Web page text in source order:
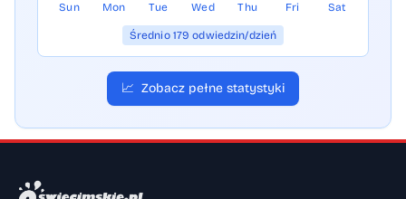
Sun Mon Tue Wed Thu Fri Sat
Średnio 179 odwiedzin/dzień
📈 Zobacz pełne statystyki